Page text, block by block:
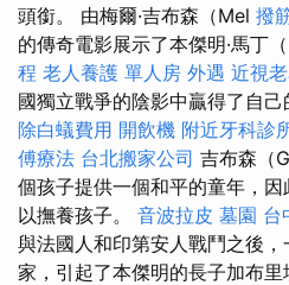
頭銜。 由梅爾·吉布森（Mel 撥
的傳奇電影展示了本傑明·馬丁
程 老人養護 單人房 外遇 近視
國獨立戰爭的陰影中贏得了自己
除白蟻費用 開飲機 附近牙科診
傅療法 台北搬家公司 吉布森（
個孩子提供一個和平的童年，
以撫養孩子。 音波拉皮 墓園 台
與法國人和印第安人戰鬥之後
家，引起了本傑明的長子加布